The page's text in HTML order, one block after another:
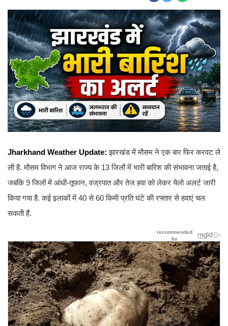
Jharkhand Weather Update: झारखंड में मौसम ने एक बार फिर करवट ले
ली है. मौसम विभाग ने आज राज्य के 13 जिलों में भारी बारिश की संभावना जताई है,
जबकि 9 जिलों में आंधी-तूफान, वज्रपात और तेज हवा को लेकर येलो अलर्ट जारी
किया गया है. कई इलाकों में 40 से 60 किमी प्रति घंटे की रफ्तार से हवाएं चल
सकती हैं.